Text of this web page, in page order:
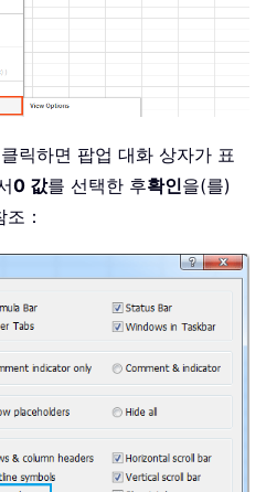
릭하면 팝업 대화 상자가 표
0 값를 선택한 후확인을(를)
：